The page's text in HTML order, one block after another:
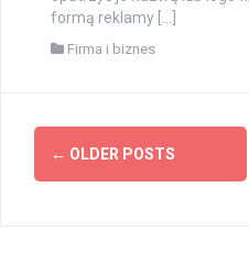
formą reklamy […]
Firma i biznes
Posts
navigation
← OLDER POSTS